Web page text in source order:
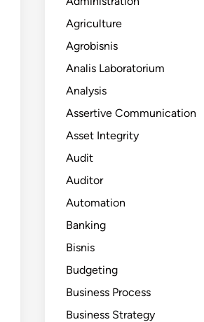
Agriculture
Agrobisnis
Analis Laboratorium
Analysis
Assertive Communication
Asset Integrity
Audit
Auditor
Automation
Banking
Bisnis
Budgeting
Business Process
Business Strategy